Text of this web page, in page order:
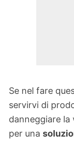
Se nel fare
servirvi di
danneggiare
per una